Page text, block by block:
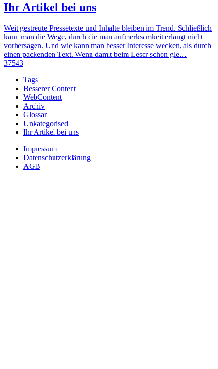
Ihr Artikel bei uns
Weit gestreute Pressetexte und Inhalte bleiben im Trend. Schließlich
kann man die Wege, durch die man aufmerksamkeit erlangt nicht
vorhersagen. Und wie kann man besser Interesse wecken, als durch
einen packenden Text. Wenn damit beim Leser schon gle…
37543
Tags
Besserer Content
WebContent
Archiv
Glossar
Unkategorised
Ihr Artikel bei uns
Impressum
Datenschutzerklärung
AGB